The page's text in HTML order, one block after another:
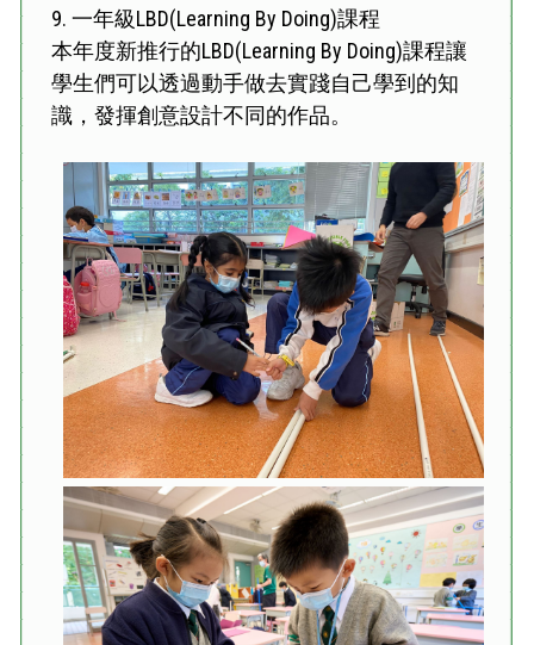
9. 一年級LBD(Learning By Doing)課程
本年度新推行的LBD(Learning By Doing)課程讓
學生們可以透過動手做去實踐自己學到的知
識，發揮創意設計不同的作品。